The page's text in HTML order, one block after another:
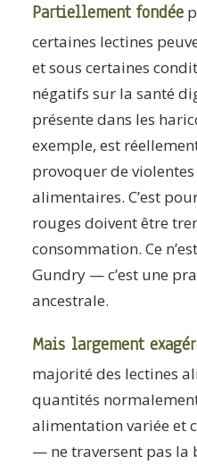
Partiellement fondée
certaines lectines
et sous certaines
négatifs sur la santé
présente dans les
exemple, est
provoquer de
alimentaires. C’est
rouges doivent être
consommation. Ce
Gundry — c’est une
ancestrale.
Mais largement
majorité des lectines
quantités
alimentation variée et
— ne traversent pas la